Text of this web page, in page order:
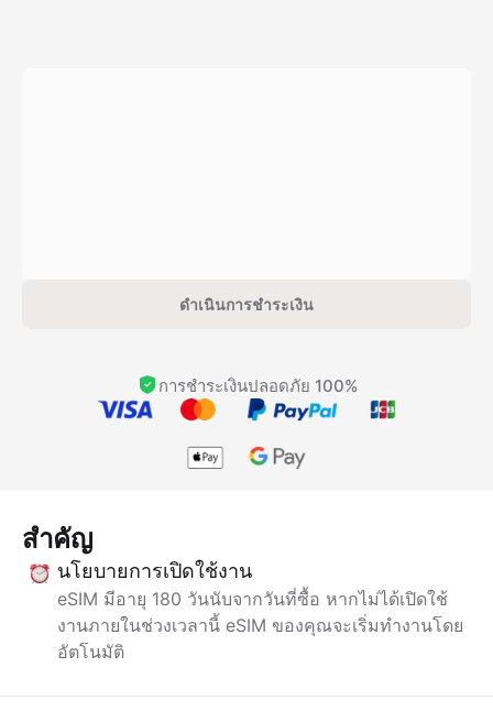
ดำเนินการชำระเงิน
การชำระเงินปลอดภัย 100%
สำคัญ
นโยบายการเปิดใช้งาน
eSIM มีอายุ 180 วันนับจากวันที่ซื้อ หากไม่ได้เปิดใช้
งานภายในช่วงเวลานี้ eSIM ของคุณจะเริ่มทำงานโดย
อัตโนมัติ